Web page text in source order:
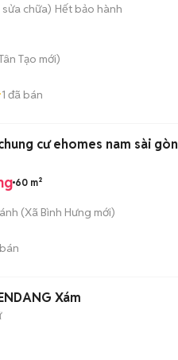
chữa) Hết bảo hành
Tạo mới)
1 đã bán
cư ehomes nam sài gòn
60 m²
(Xã Bình Hưng mới)
PRENDANG Xám